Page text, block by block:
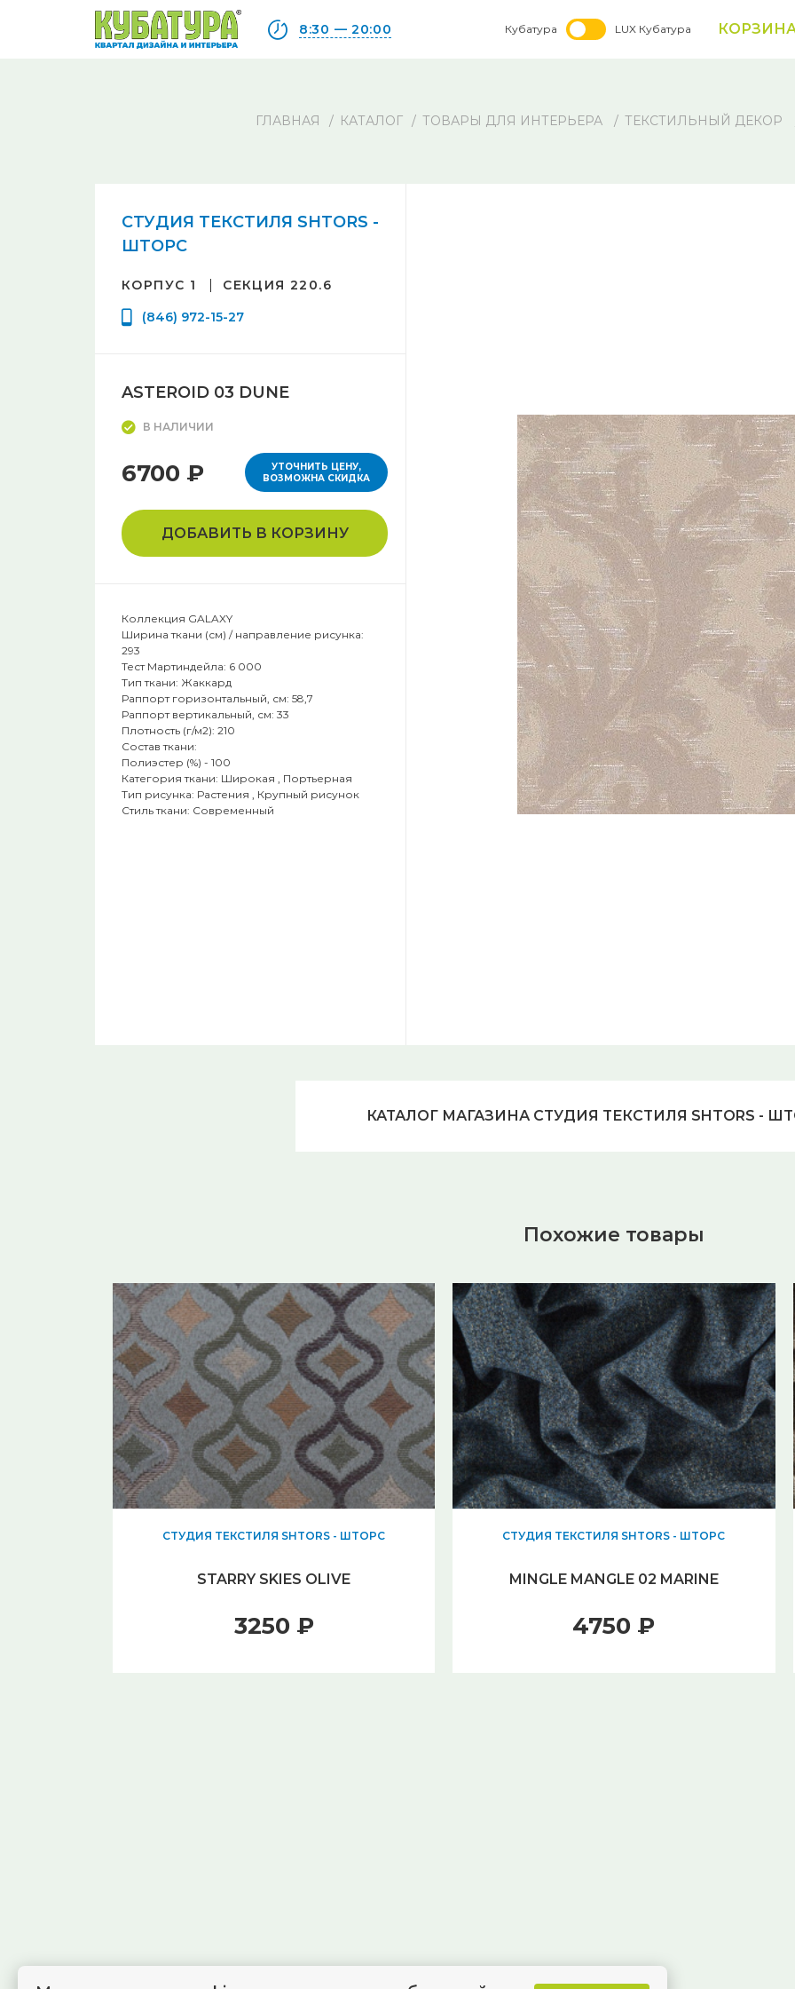
8:30 — 20:00 Кубатура LUX Кубатура
ГЛАВНАЯ КАТАЛОГ ТОВАРЫ ДЛЯ ИНТЕРЬЕРА ТЕКСТИЛЬНЫЙ ДЕКОР
СТУДИЯ ТЕКСТИЛЯ SHTORS -
ШТОРС
КОРПУС 1
СЕКЦИЯ 220.6
(846) 972-15-27
ASTEROID 03 DUNE
В НАЛИЧИИ
6700 ₽
УТОЧНИТЬ ЦЕНУ,
ВОЗМОЖНА СКИДКА
ДОБАВИТЬ В КОРЗИНУ
Коллекция GALAXY
Ширина ткани (см) / направление рисунка:
293
Тест Мартиндейла: 6 000
Тип ткани: Жаккард
Раппорт горизонтальный, см: 58,7
Раппорт вертикальный, см: 33
Плотность (г/м2): 210
Состав ткани:
Полиэстер (%) - 100
Категория ткани: Широкая , Портьерная
Тип рисунка: Растения , Крупный рисунок
Стиль ткани: Современный
КАТАЛОГ МАГАЗИНА СТУДИЯ ТЕКСТИЛЯ SHTORS -
Похожие товары
СТУДИЯ ТЕКСТИЛЯ SHTORS - ШТОРС
STARRY SKIES OLIVE
3250 ₽
СТУДИЯ ТЕКСТИЛЯ SHTORS - ШТОРС
MINGLE MANGLE 02 MARINE
4750 ₽